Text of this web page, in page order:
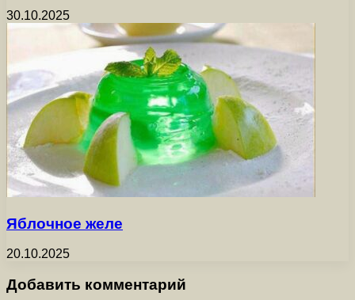
30.10.2025
Яблочное желе
20.10.2025
Добавить комментарий